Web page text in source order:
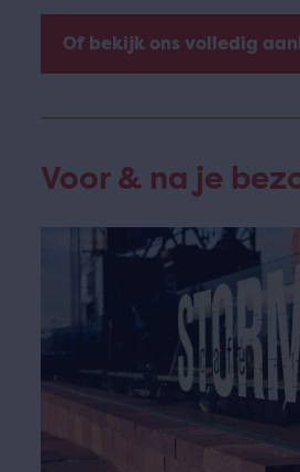
Of bekijk ons volledig
Voor & na je